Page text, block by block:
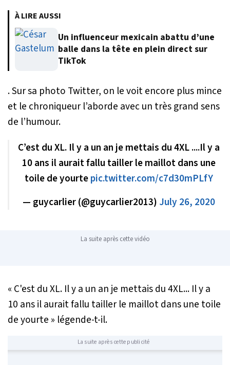
À LIRE AUSSI
Un influenceur mexicain abattu d’une
balle dans la tête en plein direct sur
TikTok
. Sur sa photo Twitter, on le voit encore plus mince
et le chroniqueur l’aborde avec un très grand sens
de l’humour.
C’est du XL. Il y a un an je mettais du 4XL ....Il y a
10 ans il aurait fallu tailler le maillot dans une
toile de yourtepic.twitter.com/c7d30mPLfY
— guycarlier (@guycarlier2013) July 26, 2020
La suite après cette vidéo
« C'est du XL. Il y a un an je mettais du 4XL... Il y a
10 ans il aurait fallu tailler le maillot dans une toile
de yourte » légende-t-il.
La suite après cette publicité